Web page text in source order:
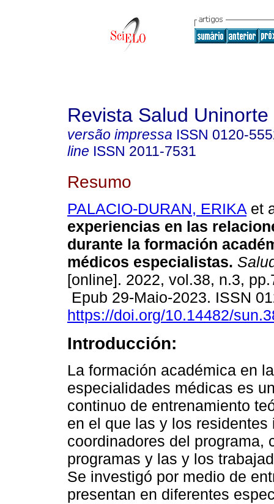
Revista Salud Uninorte
versão impressa ISSN 0120-
line ISSN 2011-7531
Resumo
PALACIO-DURAN, ERIKA et
experiencias en las
durante la formación
médicos especialistas.
[online]. 2022, vol.38, n.3,
Epub 29-Maio-2023. ISSN
https://doi.org/10.14482/
Introducción:
La formación académica en
especialidades médicas es
continuo de entrenamiento
en el que las y los
coordinadores del programa,
programas y las y los
Se investigó por medio de
presentan en diferentes